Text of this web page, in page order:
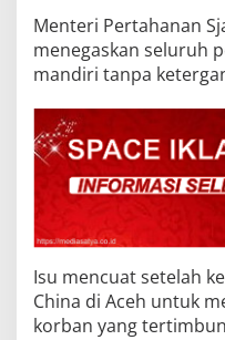
Menteri Pertahanan
menegaskan seluruh
mandiri tanpa
Isu mencuat setelah
China di Aceh untuk
korban yang